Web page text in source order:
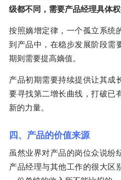
级都不同，需要产品经理具体权
按照嫡增定律，一个孤立系统
到产品中，在稳步发展阶段需
期则需要提高嫡值。
产品初期需要持续提供让其成
要寻找第二增长曲线，打破已
新的力量。
四、产品的价值来源
虽然业界对产品的岗位众说纷
产品经理与其他工作的很大区